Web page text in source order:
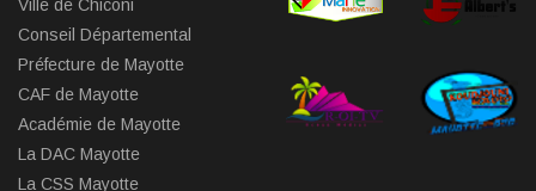
Ville de Chiconi
Conseil Départemental
Préfecture de Mayotte
CAF de Mayotte
Académie de Mayotte
La DAC Mayotte
La CSS Mayotte